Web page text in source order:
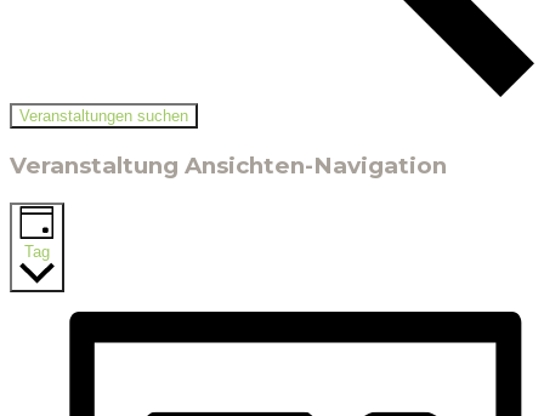
Veranstaltungen suchen
Veranstaltung Ansichten-Navigation
Tag